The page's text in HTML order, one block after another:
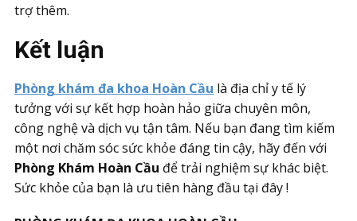
trợ thêm.
Kết luận
Phòng khám đa khoa Hoàn Cầu là địa chỉ y tế lý
tưởng với sự kết hợp hoàn hảo giữa chuyên môn,
công nghệ và dịch vụ tận tâm. Nếu bạn đang tìm kiếm
một nơi chăm sóc sức khỏe đáng tin cậy, hãy đến với
Phòng Khám Hoàn Cầu để trải nghiệm sự khác biệt.
Sức khỏe của bạn là ưu tiên hàng đầu tại đây !